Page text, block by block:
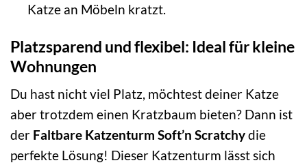
Katze an Möbeln kratzt.
Platzsparend und flexibel: Ideal für kleine
Wohnungen
Du hast nicht viel Platz, möchtest deiner Katze
aber trotzdem einen Kratzbaum bieten? Dann ist
der Faltbare Katzenturm Soft’n Scratchydie
perfekte Lösung! Dieser Katzenturm lässt sich